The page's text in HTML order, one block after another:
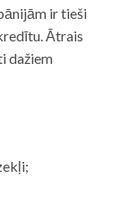
ir tieši
Ātrais
dažiem